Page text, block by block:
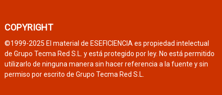
COPYRIGHT
©1999-2025 El material de ESEFICIENCIA es propiedad intelectual
de Grupo Tecma Red S.L. y está protegido por ley. No está permitido
utilizarlo de ninguna manera sin hacer referencia a la fuente y sin
permiso por escrito de Grupo Tecma Red S.L.